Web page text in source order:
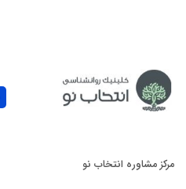
مرکز مشاوره انتخاب نو